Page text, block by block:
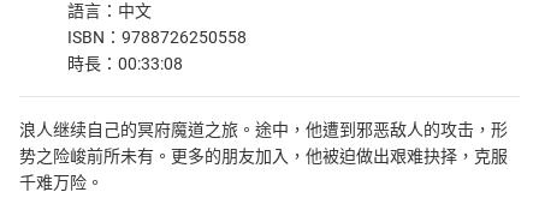
語言：中文
ISBN：9788726250558
時長：00:33:08
浪人继续自己的冥府魔道之旅。途中，他遭到邪恶敌人的攻击，形
势之险峻前所未有。更多的朋友加入，他被迫做出艰难抉择，克服
千难万险。